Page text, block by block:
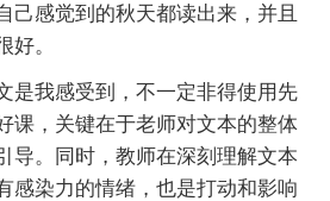
己感觉到的秋天都读出来，并且
好。
是我感受到，不一定非得使用先
课，关键在于老师对文本的整体
导。同时，教师在深刻理解文本
感染力的情绪，也是打动和影响